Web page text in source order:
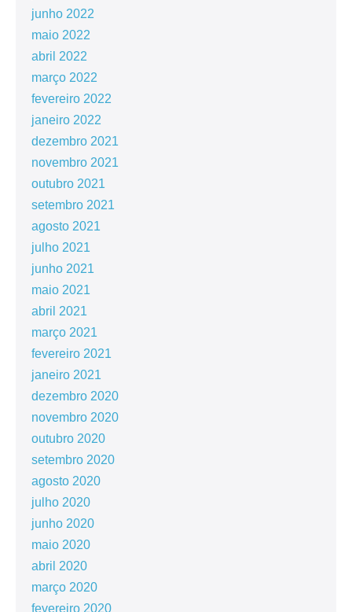
junho 2022
maio 2022
abril 2022
março 2022
fevereiro 2022
janeiro 2022
dezembro 2021
novembro 2021
outubro 2021
setembro 2021
agosto 2021
julho 2021
junho 2021
maio 2021
abril 2021
março 2021
fevereiro 2021
janeiro 2021
dezembro 2020
novembro 2020
outubro 2020
setembro 2020
agosto 2020
julho 2020
junho 2020
maio 2020
abril 2020
março 2020
fevereiro 2020